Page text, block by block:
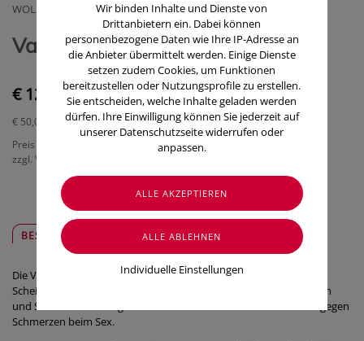
WOLFF AUGUST DR.GMBH & COKG - ARZNEIMITTEL
Vagisan Feuchtcreme 25g
€ 12,50
€ 50,00
/ 100 g
Preis inkl. MwSt.
zzgl. Versandkosten
BESCHREIBUNG SICHER & REGIONAL
Die Vagisan FeuchtCreme ist eine hormonfreie Creme gegen
Scheidentrockenheit. Sie lindert Beschwerden wie Brennen, Jucken
und Schmerzen bedingt durch eine trockene Scheide. Hilft auch gegen
Schmerzen beim Sex.
Wir binden Inhalte und Dienste von
Drittanbietern ein. Dabei können
personenbezogene Daten wie Ihre IP-Adresse an
die Anbieter übermittelt werden. Einige Dienste
setzen zudem Cookies, um Funktionen
bereitzustellen oder Nutzungsprofile zu erstellen.
Sie entscheiden, welche Inhalte geladen werden
dürfen. Ihre Einwilligung können Sie jederzeit auf
unserer Datenschutzseite widerrufen oder
anpassen.
Individuelle Einstellungen